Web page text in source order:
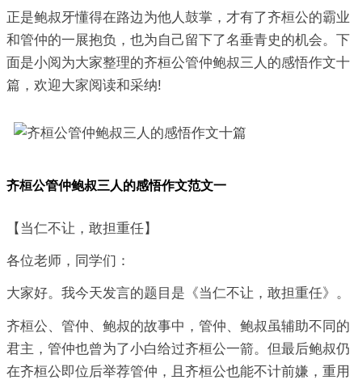
正是鲍叔牙懂得在路边为他人鼓掌，才有了齐桓公的霸业
和管仲的一展抱负，也为自己留下了名垂青史的机会。下
面是小阅为大家整理的齐桓公管仲鲍叔三人的感悟作文十
篇，欢迎大家阅读和采纳!
齐桓公管仲鲍叔三人的感悟作文范文一
【当仁不让，敢担重任】
各位老师，同学们：
大家好。我今天发言的题目是《当仁不让，敢担重任》。
齐桓公、管仲、鲍叔的故事中，管仲、鲍叔虽辅助不同的
君主，管仲也曾为了小白给过齐桓公一箭。但最后鲍叔仍
在齐桓公即位后举荐管仲，且齐桓公也能不计前嫌，重用